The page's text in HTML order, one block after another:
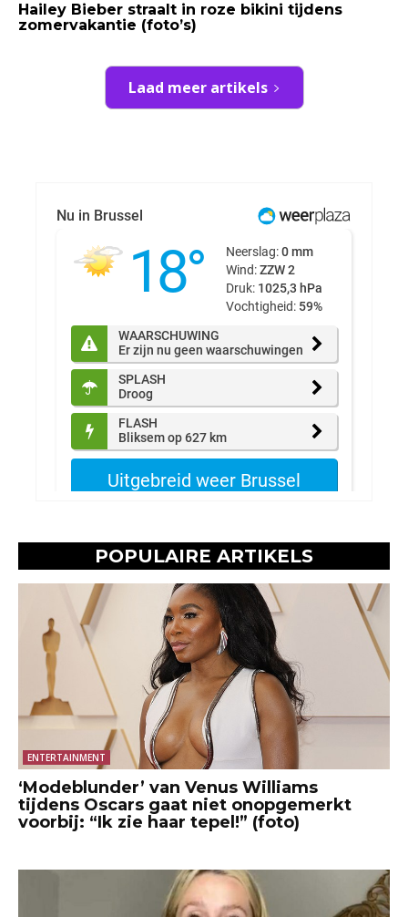
Hailey Bieber straalt in roze bikini tijdens
zomervakantie (foto’s)
Laad meer artikels
POPULAIRE ARTIKELS
ENTERTAINMENT
‘Modeblunder’ van Venus Williams
tijdens Oscars gaat niet onopgemerkt
voorbij: “Ik zie haar tepel!” (foto)